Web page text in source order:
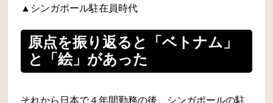
▲シンガポール駐在員時代
原点を振り返ると「ベトナム」
と「絵」があった
それから日本で４年間勤務の後、シンガポールの駐